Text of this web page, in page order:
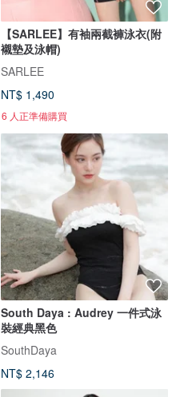
【SARLEE】有袖兩截褲泳衣(附
襯墊及泳帽)
SARLEE
NT$ 1,490
6 人正準備購買
South Daya : Audrey 一件式泳
裝經典黑色
SouthDaya
NT$ 2,146